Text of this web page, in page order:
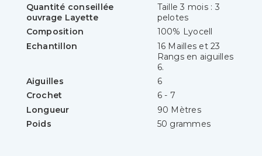
Quantité conseillée
ouvrage Layette
Taille 3 mois : 3
pelotes
Composition
100% Lyocell
Echantillon
16 Mailles et 23
Rangs en aiguilles
6.
Aiguilles
6
Crochet
6 - 7
Longueur
90 Mètres
Poids
50 grammes